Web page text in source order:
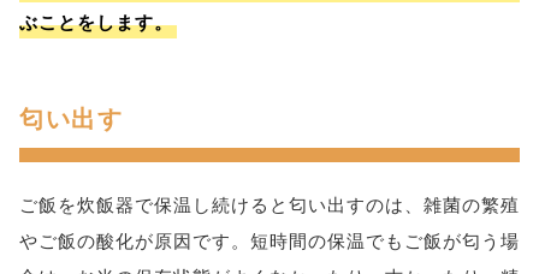
ぶことをします。
匂い出す
ご飯を炊飯器で保温し続けると匂い出すのは、雑菌の繁殖
やご飯の酸化が原因です。短時間の保温でもご飯が匂う場